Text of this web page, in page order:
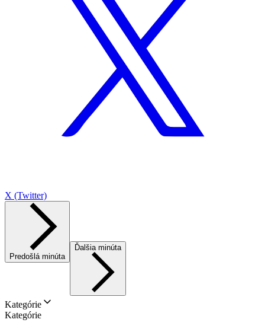
X (Twitter)
Predošlá minúta
Ďalšia minúta
Kategórie
Kategórie